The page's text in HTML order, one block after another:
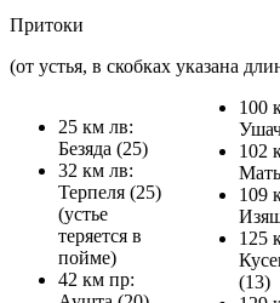
Притоки
(от устья, в скобках указана
25 км лв:
Безяда (25)
32 км лв:
Терпеля (25)
(устье
теряется в
пойме)
42 км пр:
100
102
109
125
(13)